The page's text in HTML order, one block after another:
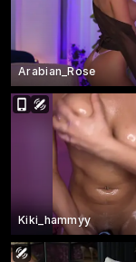
Arabian_Rose
Kiki_hammyy